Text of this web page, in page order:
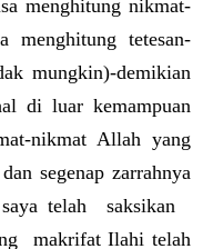
menghitung nikmat-
menghitung tetesan-
mungkin)-demikian
di luar kemampuan
nikmat Allah yang
segenap zarrahnya
telah saksikan
makrifat Ilahi telah